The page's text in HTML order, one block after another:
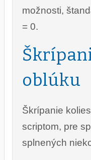
možnosti,
= 0.
oblúku
Škrípanie
scriptom, pre
splnených